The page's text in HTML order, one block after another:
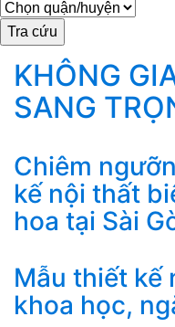
KHÔNG
SANG
Chiêm
kế nội thất
hoa tại Sài
Mẫu thiết kế
khoa học,